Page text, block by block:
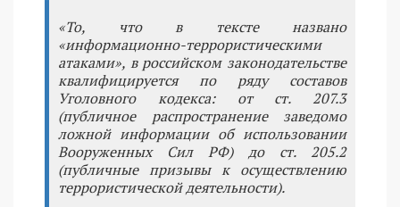
«То, что в тексте названо
«информационно-террористическими
атаками», в российском законодательстве
квалифицируется по ряду составов
Уголовного кодекса: от ст. 207.3
(публичное распространение заведомо
ложной информации об использовании
Вооруженных Сил РФ) до ст. 205.2
(публичные призывы к осуществлению
террористической деятельности).